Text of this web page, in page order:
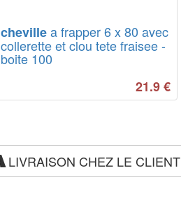
chevillea frapper 6 x 80 avec
collerette et clou tete fraisee -
boite 100
21.9 €
LIVRAISON CHEZ LE CLIENT